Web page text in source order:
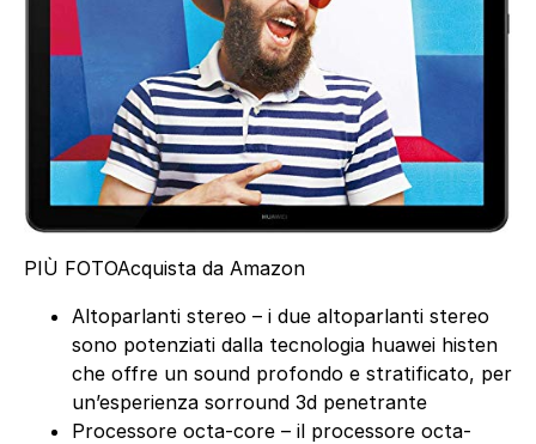
PIÙ FOTOAcquista da Amazon
Altoparlanti stereo – i due altoparlanti stereo
sono potenziati dalla tecnologia huawei histen
che offre un sound profondo e stratificato, per
un’esperienza sorround 3d penetrante
Processore octa-core – il processore octa-